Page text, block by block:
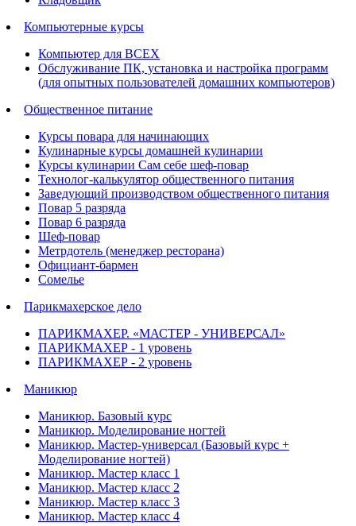
Компьютерные курсы
Компьютер для ВСЕХ
Обслуживание ПК, установка и настройка программ
(для опытных пользователей домашних компьютеров)
Общественное питание
Курсы повара для начинающих
Кулинарные курсы домашней кулинарии
Курсы кулинарии Сам себе шеф-повар
Технолог-калькулятор общественного питания
Заведующий производством общественного питания
Повар 5 разряда
Повар 6 разряда
Шеф-повар
Метрдотель (менеджер ресторана)
Официант-бармен
Сомелье
Парикмахерское дело
ПАРИКМАХЕР. «МАСТЕР - УНИВЕРСАЛ»
ПАРИКМАХЕР - 1 уровень
ПАРИКМАХЕР - 2 уровень
Маникюр
Маникюр. Базовый курс
Маникюр. Моделирование ногтей
Маникюр. Мастер-универсал (Базовый курс +
Моделирование ногтей)
Маникюр. Мастер класс 1
Маникюр. Мастер класс 2
Маникюр. Мастер класс 3
Маникюр. Мастер класс 4